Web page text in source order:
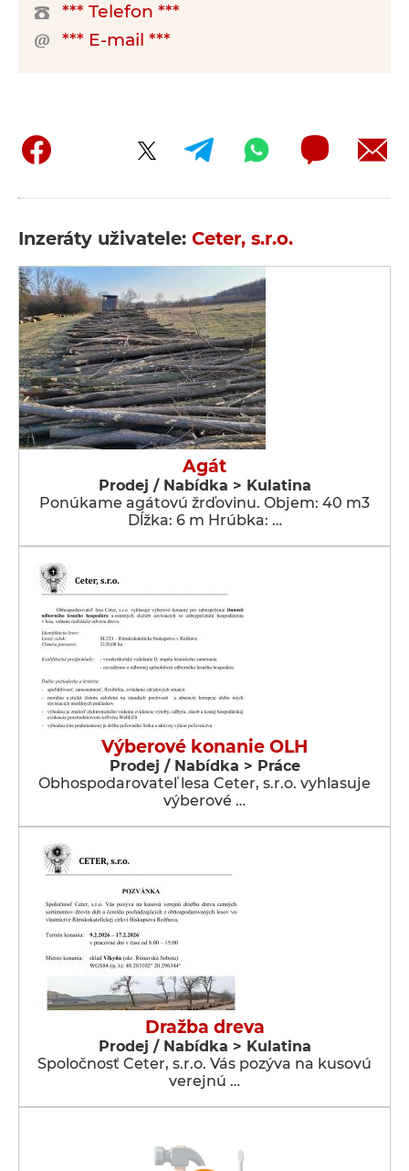
*** Telefon ***
*** E-mail ***
Inzeráty uživatele: Ceter, s.r.o.
Agát
Prodej / Nabídka > Kulatina
Ponúkame agátovú žrďovinu. Objem: 40 m3
Dĺžka: 6 m Hrúbka: …
Výberové konanie OLH
Prodej / Nabídka > Práce
Obhospodarovateľ lesa Ceter, s.r.o. vyhlasuje
výberové …
Dražba dreva
Prodej / Nabídka > Kulatina
Spoločnosť Ceter, s.r.o. Vás pozýva na kusovú
verejnú …